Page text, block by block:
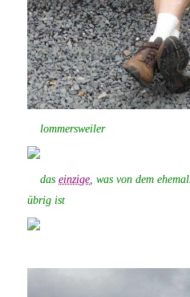
lommersweiler
daseinzige , was von dem
übrig ist